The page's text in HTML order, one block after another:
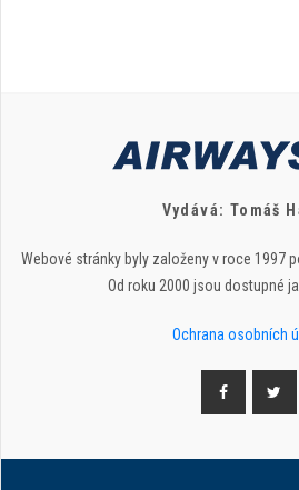
Vydává: Tomáš
Webové stránky byly založeny v roce 1997
Od roku 2000 jsou dostupné
Ochrana osobních